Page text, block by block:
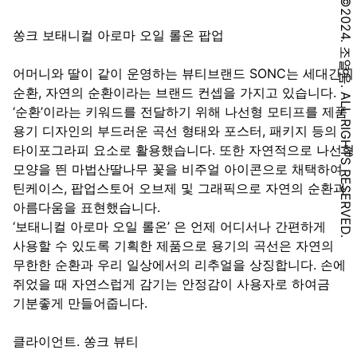
쏭크 보태니컬 아로마 오일 롤온 팝업
어머니와 딸이 같이 운영하는 뷰티브랜드 SONC는 세대간의
순환, 자연의 순환이라는 브랜드 컨셉을 가지고 있습니다.
‘순환’이라는 키워드를 전달하기 위해 나선형 모티프를 제품
용기 디자인의 부드러운 곡선 형태와 포스터, 패키지 등의
타이포그라피 요소로 활용했습니다. 또한 자연적으로 나선형
모양을 띈 마법산딸나무 꽃을 비주얼 아이콘으로 채택하여
틴케이스, 팝업스토어 오브제 및 그래픽으로 자연의 순환과
아름다움을 표현했습니다.
‘보태니컬 아로마 오일 롤온’ 은 언제 어디서나 간편하게
사용할 수 있도록 기획한 제품으로 용기의 곡선은 자연의
무한한 순환과 우리 일상에서의 리추얼을 상징합니다. 손에
쥐었을 때 자연스럽게 감기는 안정감이 사용자로 하여금
기분좋게 만들어줍니다.
클라이언트. 쏭크 뷰티
©2024. 조열음. ALL RIGHTS RESERVED.